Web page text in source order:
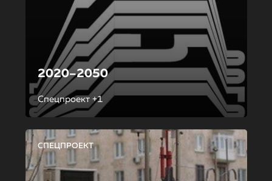
2020–2050
Спецпроект +1
СПЕЦПРОЕКТ